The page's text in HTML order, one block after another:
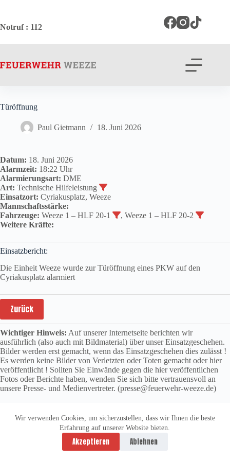
springen
Wir verwenden Cookies, um sicherzustellen, dass wir Ihnen die beste
Erfahrung auf unserer Website bieten.
Akzeptieren Ablehnen
Notruf: 112
Türöffnung
Paul Gietmann 18. Juni 2026
Datum: 18. Juni 2026
Alarmzeit: 18:22 Uhr
Alarmierungsart: DME
Art: Technische Hilfeleistung
Einsatzort: Cyriakusplatz, Weeze
Mannschaftsstärke:
Fahrzeuge: Weeze 1 – HLF 20-1
, Weeze 1 – HLF 20-2
Weitere Kräfte:
Einsatzbericht:
Die Einheit Weeze wurde zur Türöffnung eines PKW auf den
Cyriakusplatz alarmiert
Zurück
Wichtiger Hinweis: Auf unserer Internetseite berichten wir
ausführlich (also auch mit Bildmaterial) über unser Einsatzgeschehen.
Bilder werden erst gemacht, wenn das Einsatzgeschehen dies zulässt !
Es werden keine Bilder von Verletzten oder Toten gemacht oder hier
veröffentlicht ! Sollten Sie Einwände gegen die hier veröffentlichen
Fotos oder Berichte haben, wenden Sie sich bitte vertrauensvoll an
unsere Presse- und Medienvertreter. (presse@feuerwehr-weeze.de)
Datenschutzerklärung
Impressum
Copyright © 2026 -
vitolution